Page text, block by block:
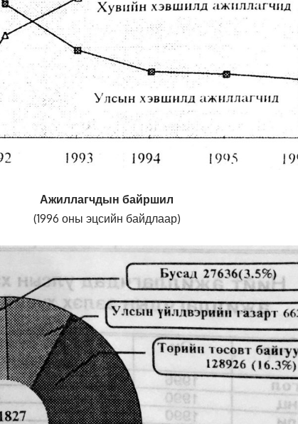
Ажиллагчдын байршил
(1996 оны эцсийн байдлаар)